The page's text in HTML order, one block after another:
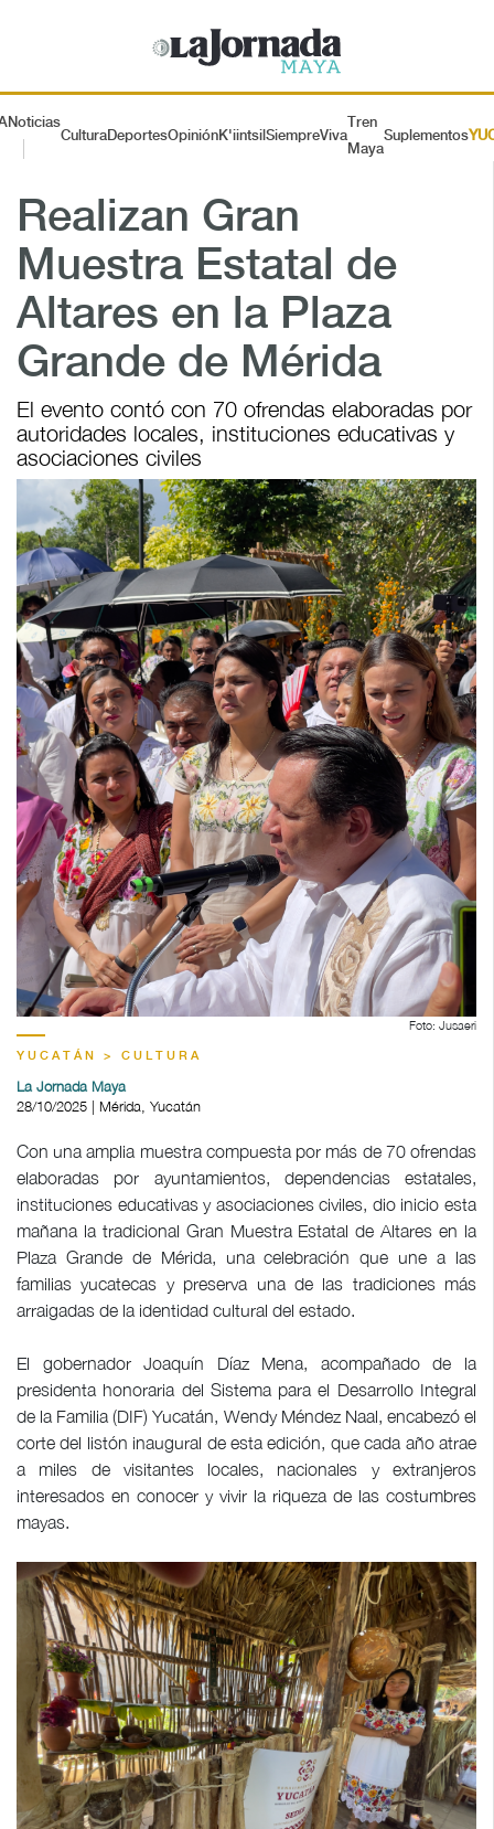
Noticias
CulturaDeportesOpiniónK'iintsil SiempreViva
Tren
Maya
Suplementos
Realizan Gran
Muestra Estatal de
Altares en la Plaza
Grande de Mérida
El evento contó con 70 ofrendas elaboradas por
autoridades locales, instituciones educativas y
asociaciones civiles
Foto: Jusaeri
YUCATÁN > CULTURA
La Jornada Maya
28/10/2025 | Mérida, Yucatán
Con una amplia muestra compuesta por más de 70 ofrendas
elaboradas por ayuntamientos, dependencias estatales,
instituciones educativas y asociaciones civiles, dio inicio esta
mañana la tradicional Gran Muestra Estatal de Altares en la
Plaza Grande de Mérida, una celebración que une a las
familias yucatecas y preserva una de las tradiciones más
arraigadas de la identidad cultural del estado.
El gobernador Joaquín Díaz Mena, acompañado de la
presidenta honoraria del Sistema para el Desarrollo Integral
de la Familia (DIF) Yucatán, Wendy Méndez Naal, encabezó el
corte del listón inaugural de esta edición, que cada año atrae
a miles de visitantes locales, nacionales y extranjeros
interesados en conocer y vivir la riqueza de las costumbres
mayas.